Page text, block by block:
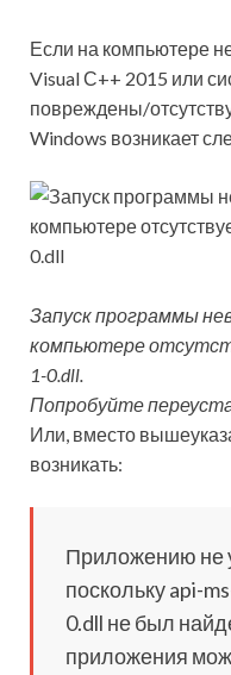
Если на компьютере
Visual С++ 2015 или
повреждены/
Windows возникает
Запуск программы
компьютере
1-0.dll.
Попробуйте
Или, вместо
возникать:
Приложению не
поскольку api-
0.dll не был
приложения